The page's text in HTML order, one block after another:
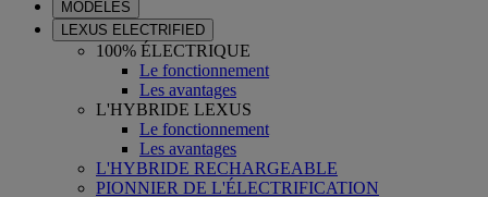
MODÈLES
LEXUS ELECTRIFIED
100% ÉLECTRIQUE
Le fonctionnement
Les avantages
L'HYBRIDE LEXUS
Le fonctionnement
Les avantages
L'HYBRIDE RECHARGEABLE
PIONNIER DE L'ÉLECTRIFICATION